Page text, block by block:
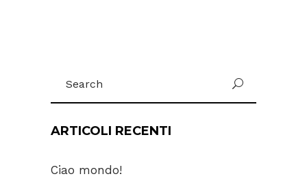
for:
ARTICOLI RECENTI
Ciao mondo!